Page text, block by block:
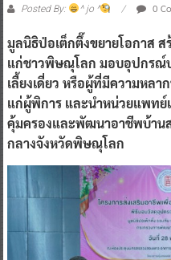
Posted By: ^ jo ^ 0
มูลนิธิป่อเต็กตึ๊งขยายโอกาส ส
แก่ชาวพิษณุโลก มอบอุปกรณ์
เลี้ยงเดี่ยว หรือผู้ที่มีความหล
แก่ผู้พิการ และนำหน่วยแพท
คุ้มครองและพัฒนาอาชีพบ้าน
กลางจังหวัดพิษณุโลก